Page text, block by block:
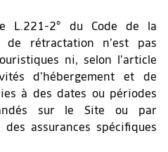
L.221-2° du Code de la
de rétractation n’est pas
ni, selon l’article
d’hébergement et de
à des dates ou périodes
sur le Site ou par
assurances spécifiques